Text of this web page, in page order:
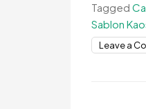
Tagged
Sablon
Leave a